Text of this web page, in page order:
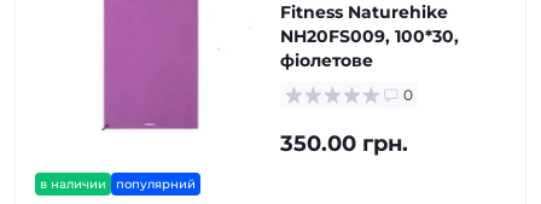
в наличии популярний
Fitness Naturehike
NH20FS009, 100*30,
фіолетове
0
350.00 грн.